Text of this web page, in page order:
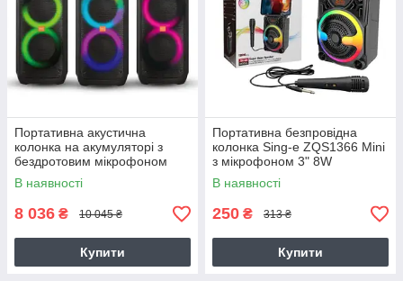
Портативна акустична
колонка на акумуляторі з
бездротовим мікрофоном
ZX-7789 400W 10"х2
USB/FM/Bluetooth
В наявності
8 036 ₴ 10 045 ₴
Купити
Портативна безпровідна
колонка Sing-e ZQS1366 Mini
з мікрофоном 3" 8W
1200mAh
RGB/USB/FM/Bluetooth
В наявності
250 ₴ 313 ₴
Купити